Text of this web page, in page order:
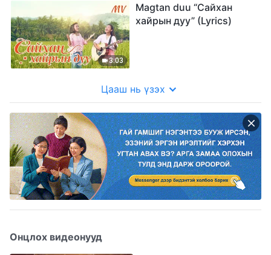
3:03
Magtan duu “Сайхан
хайрын дуу” (Lyrics)
Цааш нь үзэх
Онцлох видеонууд